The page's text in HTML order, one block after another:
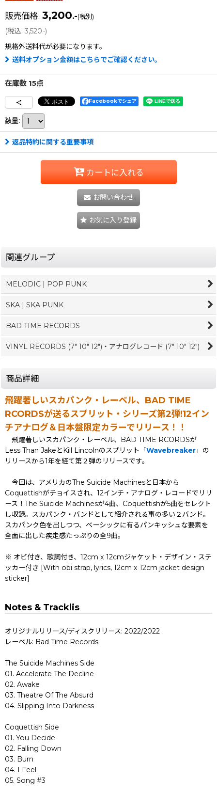
販売価格: 3,200.-(税別)
(税込: 3,520.-)
規格外送料代が必要になります。
送料オプション金額はこちらでご確認ください。
在庫数 15点
Facebookでシェア
数量:
返品特約に関する重要事項
カートに入れる
お問い合わせ
お気に入り登録
関連グループ
MELODIC | POP PUNK
SKA | SKA PUNK
BAD TIME RECORDS
VINYL RECORDS (7" 10" 12")・アナログレコード (7" 10" 12")
商品詳細
飛躍著しいスカパンク・レーベル、BAD TIME
RCORDSが送るスプリット・シリーズ第2弾!12イン
チアナログ＆日本盤限定カラーでリリース！！
飛躍著しいスカパンク・レーベル、BAD TIME RCORDSが
Less Than JakeとKill Lincolnのスプリット「Wavebreaker 」の
リリースから1年を経て第２弾のリリースです。
今回は、アメリカのThe Suicide Machinesと日本から
Coquettishがチョイスされ、12インチ・アナログ・レコードでリリ
ース！The Suicide Machinesが4曲、Coquettishが5曲をセレクト
し収録。スカパンク・バンドとして紹介される事の多い２バンド。
スカパンク色を出しつつ、ベーシックに有るパンキッシュな要素を
全面に出した疾走感たっぷりの全9曲。
※ オビ付き、歌詞付き、12cm x 12cmジャケット・デザイン・ステ
ッカー付き [With obi strap, lyrics, 12cm x 12cm jacket design
sticker]
Notes & Tracklis
オリジナルリリース/ディスクリリース: 2022/2022
レーベル: Bad Time Records
The Suicide Machines Side
01. Accelerate The Decline
02. Awake
03. Theatre Of The Absurd
04. Slipping Into Darkness
Coquettish Side
01. You Decide
02. Falling Down
03. Burn
04. I Feel
05. Song #3